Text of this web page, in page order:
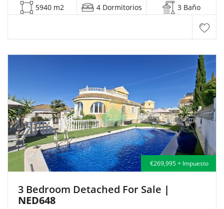
5940 m2 4 Dormitorios 3 Baño
€269,995 + Impuesto
3 Bedroom Detached For Sale |
NED648